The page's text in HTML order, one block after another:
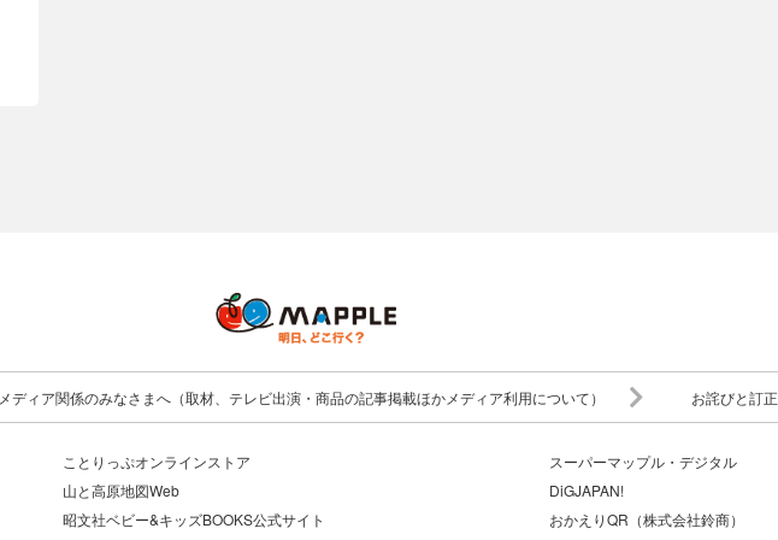
メディア関係のみなさまへ（取材、テレビ出演・商品の記事掲載ほかメディア利用について） お詫びと訂正
ことりっぷオンラインストア
山と高原地図Web
昭文社ベビー&キッズBOOKS公式サイト
スーパーマップル・デジタル
DiGJAPAN!
おかえりQR（株式会社鈴商）